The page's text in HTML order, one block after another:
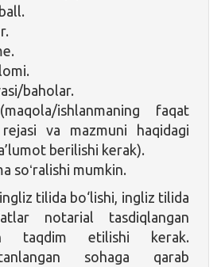
baholar.
ishlanmaning faqat
rejasi va mazmuni haqidagi
berilishi kerak).
soʻralishi mumkin.
tilida bo‘lishi, ingliz tilida
notarial tasdiqlangan
taqdim etilishi kerak.
sohaga qarab